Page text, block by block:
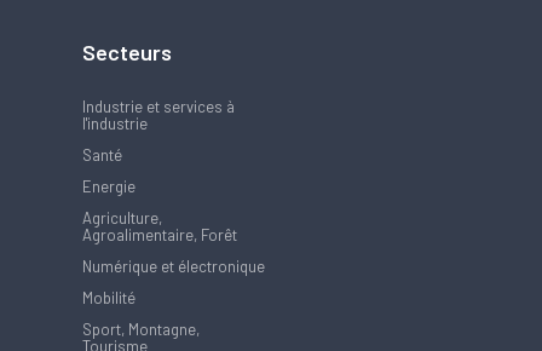
Secteurs
Industrie et services à
l'industrie
Santé
Energie
Agriculture,
Agroalimentaire, Forêt
Numérique et électronique
Mobilité
Sport, Montagne,
Tourisme